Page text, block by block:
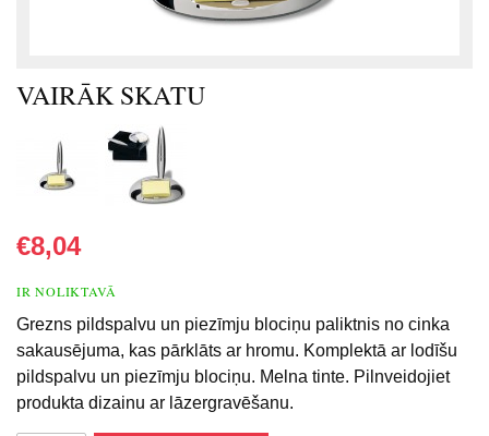
VAIRĀK SKATU
€8,04
IR NOLIKTAVĀ
Grezns pildspalvu un piezīmju blociņu paliktnis no cinka
sakausējuma, kas pārklāts ar hromu. Komplektā ar lodīšu
pildspalvu un piezīmju blociņu. Melna tinte. Pilnveidojiet
produkta dizainu ar lāzergravēšanu.